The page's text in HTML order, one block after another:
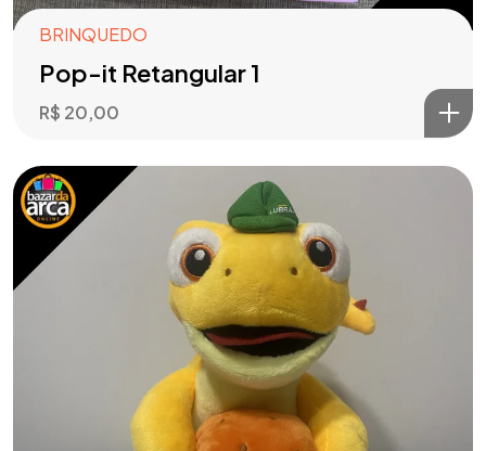
BRINQUEDO
Pop-it Retangular 1
R$ 20,00